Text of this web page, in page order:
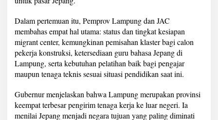
a
e
n
a
g
K
r
j
a
Dalam pertemuan itu, Pemprov Lampung dan JAC
membahas empat hal utama: status dan tingkat kesiapan
migrant center, kemungkinan pemisahan klaster bagi calon
pekerja konstruksi, ketersediaan guru bahasa Jepang di
Lampung, serta kebutuhan pelatihan baik bagi pengajar
maupun tenaga teknis sesuai situasi pendidikan saat ini.
Gubernur menjelaskan bahwa Lampung merupakan provinsi
keempat terbesar pengirim tenaga kerja ke luar negeri. Ia
menilai Jepang menjadi negara tujuan yang paling diminati